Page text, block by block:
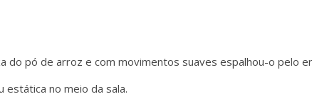
do pó de arroz e com movimentos suaves espalhou-o pelo
estática no meio da sala.